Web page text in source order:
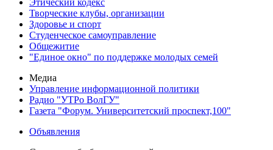
Этический кодекс
Творческие клубы, организации
Здоровье и спорт
Студенческое самоуправление
Общежитие
"Единое окно" по поддержке молодых семей
Медиа
Управление информационной политики
Радио "УТРо ВолГУ"
Газета "Форум. Университетский проспект,100"
Объявления